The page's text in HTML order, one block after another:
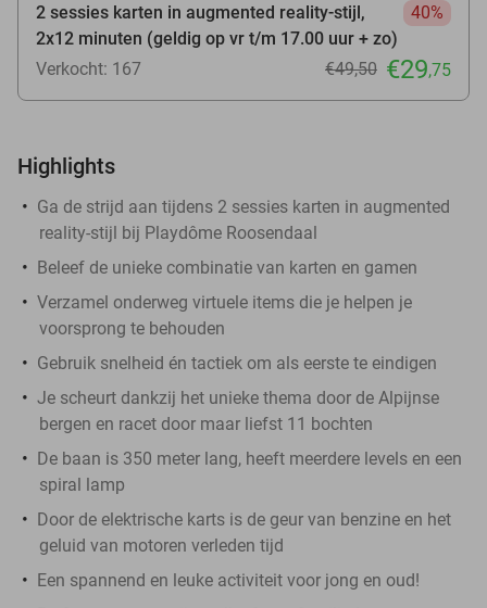
2 sessies karten in augmented reality-stijl,
2x12 minuten (geldig op vr t/m 17.00 uur + zo)
40%
Verkocht: 167 €49,50 €29,75
Highlights
Ga de strijd aan tijdens 2 sessies karten in augmented
reality-stijl bij Playdôme Roosendaal
Beleef de unieke combinatie van karten en gamen
Verzamel onderweg virtuele items die je helpen je
voorsprong te behouden
Gebruik snelheid én tactiek om als eerste te eindigen
Je scheurt dankzij het unieke thema door de Alpijnse
bergen en racet door maar liefst 11 bochten
De baan is 350 meter lang, heeft meerdere levels en een
spiral lamp
Door de elektrische karts is de geur van benzine en het
geluid van motoren verleden tijd
Een spannend en leuke activiteit voor jong en oud!